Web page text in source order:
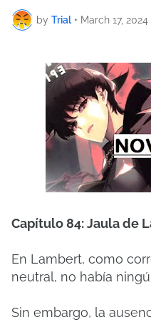
by Trial • March 17, 2024
Capítulo 84: Jaula de
En Lambert, como
neutral, no había
Sin embargo, la